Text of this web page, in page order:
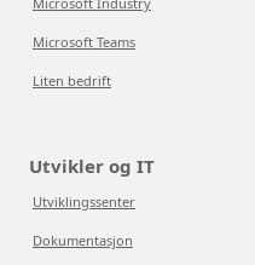
Microsoft Teams
Liten bedrift
Utvikler og IT
Utviklingssenter
Dokumentasjon